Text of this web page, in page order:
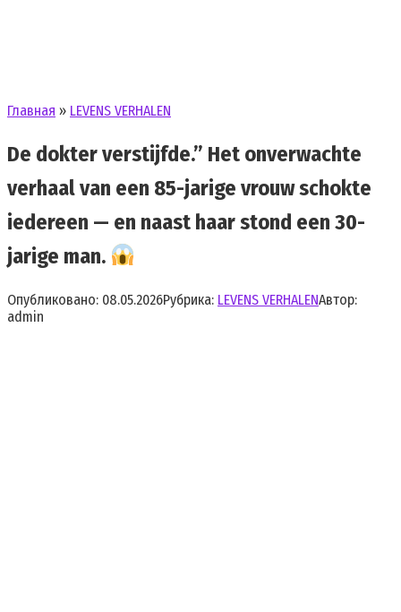
Главная » LEVENS VERHALEN
De dokter verstijfde.” Het onverwachte
verhaal van een 85-jarige vrouw schokte
iedereen — en naast haar stond een 30-
jarige man.
Опубликовано: 08.05.2026Рубрика: LEVENS VERHALENАвтор:
admin